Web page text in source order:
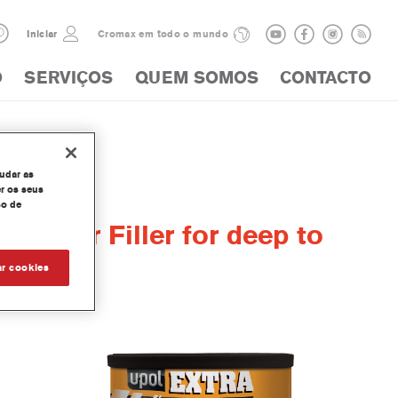
Iniciar Cromax em todo o mundo
SERVIÇOS QUEM SOMOS CONTACTO
Filler for deep to
as
os seus
de
cookies